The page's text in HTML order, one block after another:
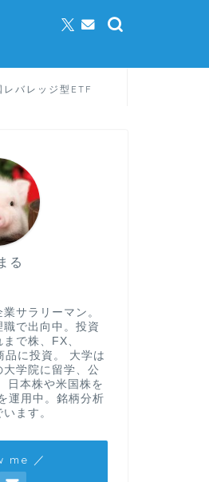
レバレッジ型ETF
る
サラリーマン。
で出向中。投資
で株、FX、
品に投資。 大学は
学院に留学、公
日本株や米国株を
運用中。銘柄分析
ます。
me ／